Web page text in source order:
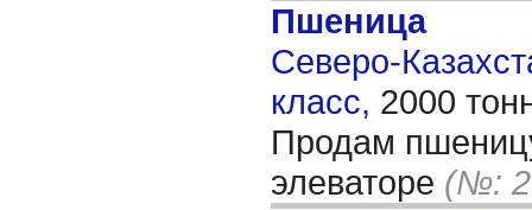
Пшеница
Северо-
класс, 2000
Продам
элеваторе (№: